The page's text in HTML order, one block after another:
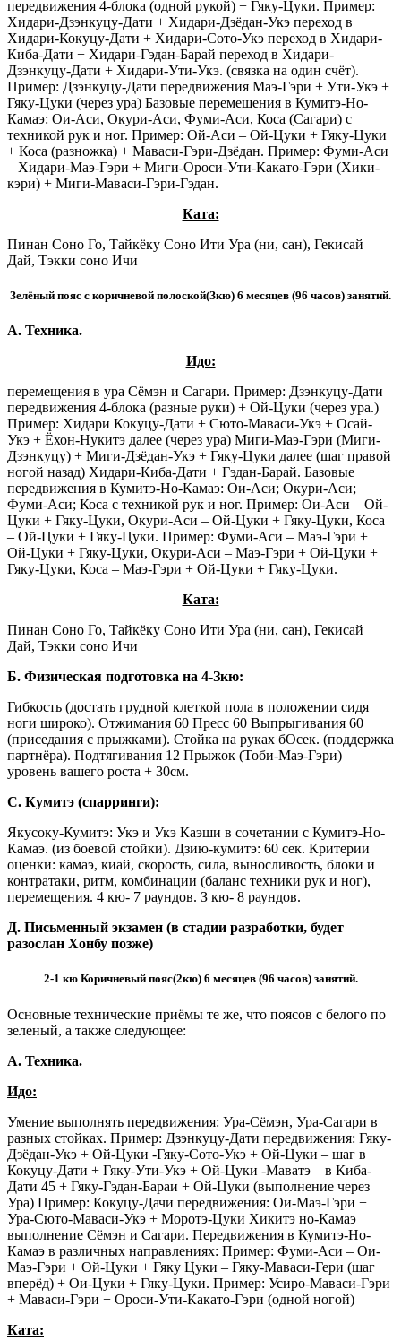
передвижения 4-блока (одной рукой) + Гяку-Цуки. Пример:
Хидари-Дзэнкуцу-Дати + Хидари-Дзёдан-Укэ переход в
Хидари-Кокуцу-Дати + Хидари-Сото-Укэ переход в Хидари-
Киба-Дати + Хидари-Гэдан-Барай переход в Хидари-
Дзэнкуцу-Дати + Хидари-Ути-Укэ. (связка на один счёт).
Пример: Дзэнкуцу-Дати передвижения Маэ-Гэри + Ути-Укэ +
Гяку-Цуки (через ура) Базовые перемещения в Кумитэ-Но-
Камаэ: Ои-Аси, Окури-Аси, Фуми-Аси, Коса (Сагари) с
техникой рук и ног. Пример: Ой-Аси – Ой-Цуки + Гяку-Цуки
+ Коса (разножка) + Маваси-Гэри-Дзёдан. Пример: Фуми-Аси
– Хидари-Маэ-Гэри + Миги-Ороси-Ути-Какато-Гэри (Хики-
кэри) + Миги-Маваси-Гэри-Гэдан.
Ката:
Пинан Соно Го, Тайкёку Соно Ити Ура (ни, сан), Гекисай
Дай, Тэкки соно Ичи
Зелёный пояс с коричневой полоской(Зкю) 6 месяцев (96 часов) занятий.
А. Техника.
Идо:
перемещения в ура Сёмэн и Сагари. Пример: Дзэнкуцу-Дати
передвижения 4-блока (разные руки) + Ой-Цуки (через ура.)
Пример: Хидари Кокуцу-Дати + Сюто-Маваси-Укэ + Осай-
Укэ + Ёхон-Нукитэ далее (через ура) Миги-Маэ-Гэри (Миги-
Дзэнкуцу) + Миги-Дзёдан-Укэ + Гяку-Цуки далее (шаг правой
ногой назад) Хидари-Киба-Дати + Гэдан-Барай. Базовые
передвижения в Кумитэ-Но-Камаэ: Ои-Аси; Окури-Аси;
Фуми-Аси; Коса с техникой рук и ног. Пример: Ои-Аси – Ой-
Цуки + Гяку-Цуки, Окури-Аси – Ой-Цуки + Гяку-Цуки, Коса
– Ой-Цуки + Гяку-Цуки. Пример: Фуми-Аси – Маэ-Гэри +
Ой-Цуки + Гяку-Цуки, Окури-Аси – Маэ-Гэри + Ой-Цуки +
Гяку-Цуки, Коса – Маэ-Гэри + Ой-Цуки + Гяку-Цуки.
Ката:
Пинан Соно Го, Тайкёку Соно Ити Ура (ни, сан), Гекисай
Дай, Тэкки соно Ичи
Б. Физическая подготовка на 4-Зкю:
Гибкость (достать грудной клеткой пола в положении сидя
ноги широко). Отжимания 60 Пресс 60 Выпрыгивания 60
(приседания с прыжками). Стойка на руках бОсек. (поддержка
партнёра). Подтягивания 12 Прыжок (Тоби-Маэ-Гэри)
уровень вашего роста + 30см.
С. Кумитэ (спарринги):
Якусоку-Кумитэ: Укэ и Укэ Каэши в сочетании с Кумитэ-Но-
Камаэ. (из боевой стойки). Дзию-кумитэ: 60 сек. Критерии
оценки: камаэ, киай, скорость, сила, выносливость, блоки и
контратаки, ритм, комбинации (баланс техники рук и ног),
перемещения. 4 кю- 7 раундов. З кю- 8 раундов.
Д. Письменный экзамен (в стадии разработки, будет
разослан Хонбу позже)
2-1 кю Коричневый пояс(2кю) 6 месяцев (96 часов) занятий.
Основные технические приёмы те же, что поясов с белого по
зеленый, а также следующее:
А. Техника.
Идо:
Умение выполнять передвижения: Ура-Сёмэн, Ура-Сагари в
разных стойках. Пример: Дзэнкуцу-Дати передвижения: Гяку-
Дзёдан-Укэ + Ой-Цуки -Гяку-Сото-Укэ + Ой-Цуки – шаг в
Кокуцу-Дати + Гяку-Ути-Укэ + Ой-Цуки -Маватэ – в Киба-
Дати 45 + Гяку-Гэдан-Бараи + Ой-Цуки (выполнение через
Ура) Пример: Кокуцу-Дачи передвижения: Ои-Маэ-Гэри +
Ура-Сюто-Маваси-Укэ + Моротэ-Цуки Хикитэ но-Камаэ
выполнение Сёмэн и Сагари. Передвижения в Кумитэ-Но-
Камаэ в различных направлениях: Пример: Фуми-Аси – Ои-
Маэ-Гэри + Ой-Цуки + Гяку Цуки – Гяку-Маваси-Гери (шаг
вперёд) + Ои-Цуки + Гяку-Цуки. Пример: Усиро-Маваси-Гэри
+ Маваси-Гэри + Ороси-Ути-Какато-Гэри (одной ногой)
Ката: